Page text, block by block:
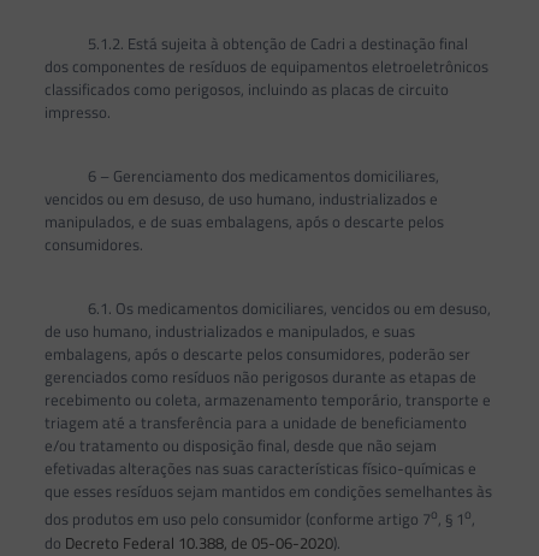
5.1.2. Está sujeita à obtenção de Cadri a destinação final
dos componentes de resíduos de equipamentos eletroeletrônicos
classificados como perigosos, incluindo as placas de circuito
impresso.
6 – Gerenciamento dos medicamentos domiciliares,
vencidos ou em desuso, de uso humano, industrializados e
manipulados, e de suas embalagens, após o descarte pelos
consumidores.
6.1. Os medicamentos domiciliares, vencidos ou em desuso,
de uso humano, industrializados e manipulados, e suas
embalagens, após o descarte pelos consumidores, poderão ser
gerenciados como resíduos não perigosos durante as etapas de
recebimento ou coleta, armazenamento temporário, transporte e
triagem até a transferência para a unidade de beneficiamento
e/ou tratamento ou disposição final, desde que não sejam
efetivadas alterações nas suas características físico-químicas e
que esses resíduos sejam mantidos em condições semelhantes às
dos produtos em uso pelo consumidor (conforme artigo 7o, § 1o,
do Decreto Federal 10.388, de 05-06-2020).